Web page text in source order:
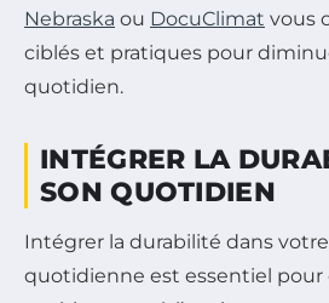
Nebraska ou DocuClimat vous
ciblés et pratiques pour
quotidien.
INTÉGRER LA
SON QUOTIDIEN
Intégrer la durabilité dans
quotidienne est essentiel